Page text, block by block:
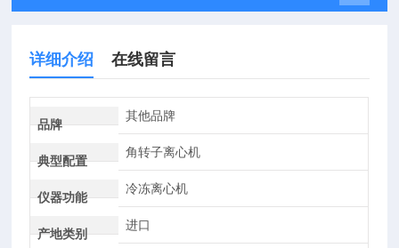
详细介绍 在线留言
品牌
其他品牌
典型配置
角转子离心机
仪器功能
冷冻离心机
产地类别
进口